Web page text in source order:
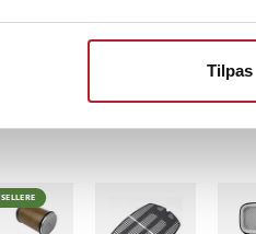
Tilpas
i løbet af 1-2 hverdage
Findes på lager, Leveres i